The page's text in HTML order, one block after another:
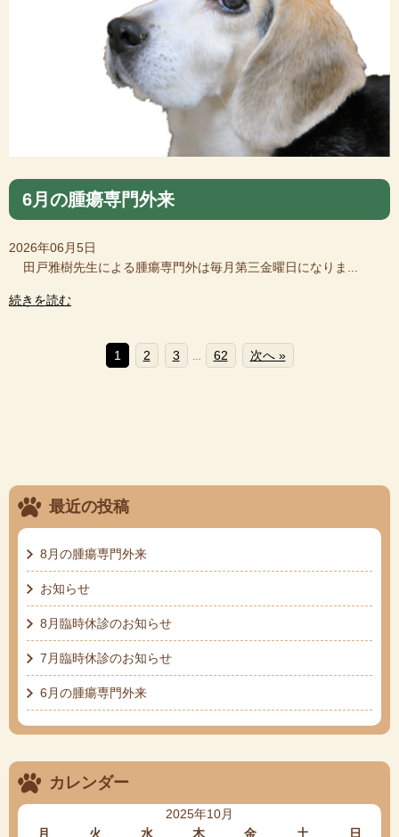
6月の腫瘍専門外来
2026年06月5日
田戸雅樹先生による腫瘍専門外は毎月第三金曜日になりま...
続きを読む
1 2 3 62 次へ »
最近の投稿
8月の腫瘍専門外来
お知らせ
8月臨時休診のお知らせ
7月臨時休診のお知らせ
6月の腫瘍専門外来
カレンダー
2025年10月
月
火 水 木 金 土 日